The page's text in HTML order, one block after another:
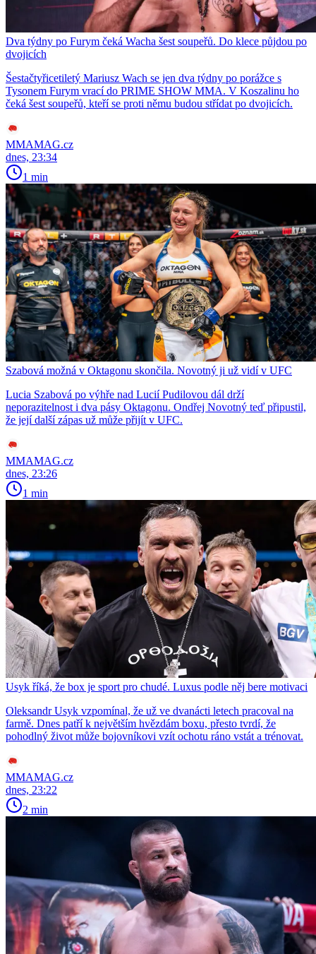
Dva týdny po Furym čeká Wacha šest soupeřů. Do klece půjdou po
dvojicích
Šestačtyřicetiletý Mariusz Wach se jen dva týdny po porážce s
Tysonem Furym vrací do PRIME SHOW MMA. V Koszalinu ho
čeká šest soupeřů, kteří se proti němu budou střídat po dvojicích.
MMAMAG.cz
dnes, 23:34
1 min
Szabová možná v Oktagonu skončila. Novotný ji už vidí v UFC
Lucia Szabová po výhře nad Lucií Pudilovou dál drží
neporazitelnost i dva pásy Oktagonu. Ondřej Novotný teď připustil,
že její další zápas už může přijít v UFC.
MMAMAG.cz
dnes, 23:26
1 min
Usyk říká, že box je sport pro chudé. Luxus podle něj bere motivaci
Oleksandr Usyk vzpomínal, že už ve dvanácti letech pracoval na
farmě. Dnes patří k největším hvězdám boxu, přesto tvrdí, že
pohodlný život může bojovníkovi vzít ochotu ráno vstát a trénovat.
MMAMAG.cz
dnes, 23:22
2 min